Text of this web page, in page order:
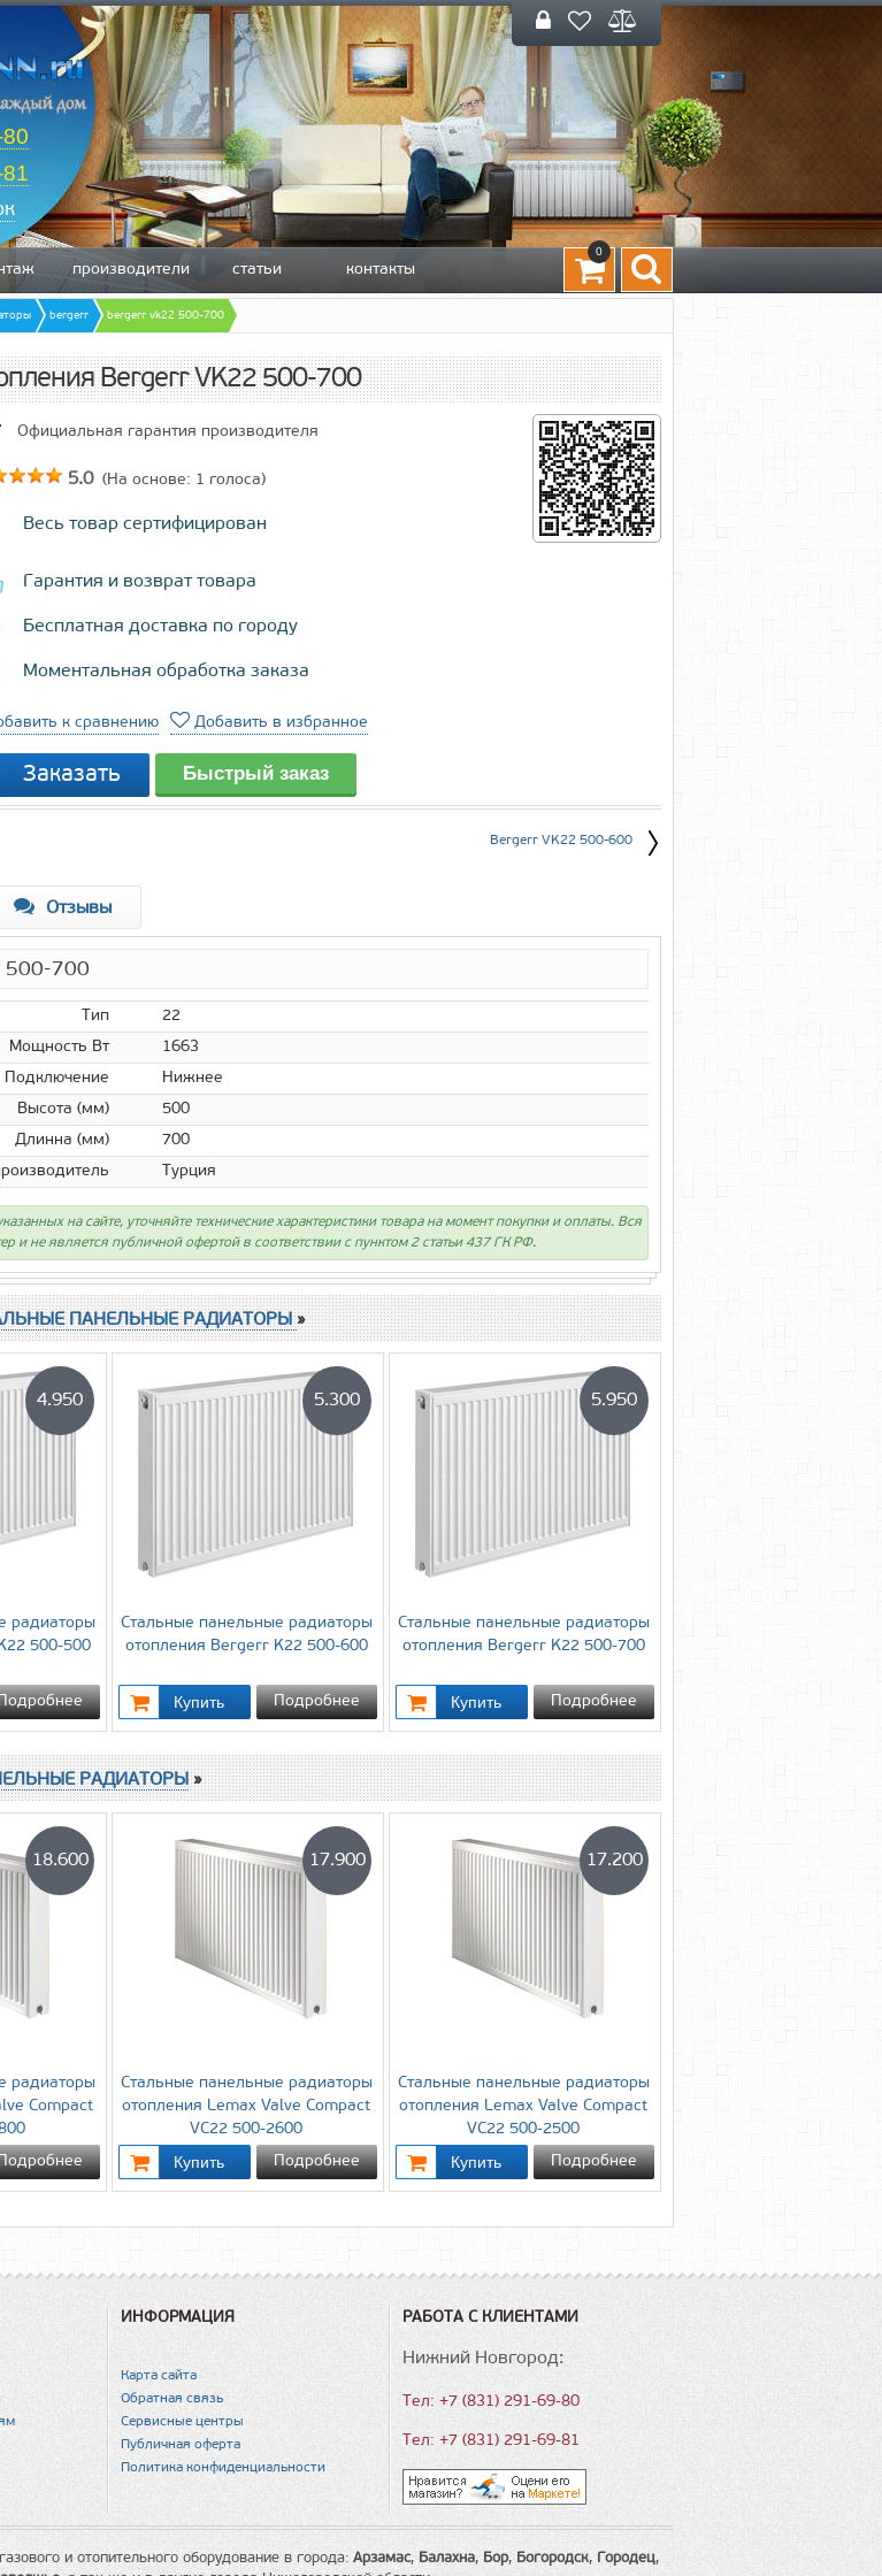
производители статьи контакты
0
bergerr bergerr vk22 500-700
Bergerr VK22 500-700
Официальная гарантия производителя
5.0 (На основе: 1 голоса)
Весь товар сертифицирован
Гарантия и возврат товара
Бесплатная доставка по городу
Моментальная обработка заказа
к сравнению Добавить в избранное
Bergerr VK22 500-600
Отзывы
500-700
Тип
22
Мощность Вт
1663
Подключение
Нижнее
Высота (мм)
500
Длинна (мм)
700
Турция
на сайте, уточняйте технические характеристики товара на момент покупки и оплаты. Вся
и не является публичной офертой в соответствии с пунктом 2 статьи 437 ГК РФ.
ПАНЕЛЬНЫЕ РАДИАТОРЫ»
радиаторы
500-500
4.950
Стальные панельные радиаторы
отопления Bergerr K22 500-600
5.300
Подробнее
Стальные панельные радиаторы
отопления Bergerr K22 500-700
5.950
Подробнее
РАДИАТОРЫ»
радиаторы
Compact
18.600
Стальные панельные радиаторы
отопления Lemax Valve Compact
VC22 500-2600
17.900
Подробнее
Стальные панельные радиаторы
отопления Lemax Valve Compact
VC22 500-2500
17.200
Подробнее
ИНФОРМАЦИЯ
Карта сайта
Обратная связь
Сервисные центры
Публичная оферта
Политика конфиденциальности
РАБОТА С КЛИЕНТАМИ
Нижний Новгород:
Тел: +7 (831) 291-69-80
Тел: +7 (831) 291-69-81
и отопительного оборудование в города: Арзамас, Балахна, Бор, Богородск, Городец,